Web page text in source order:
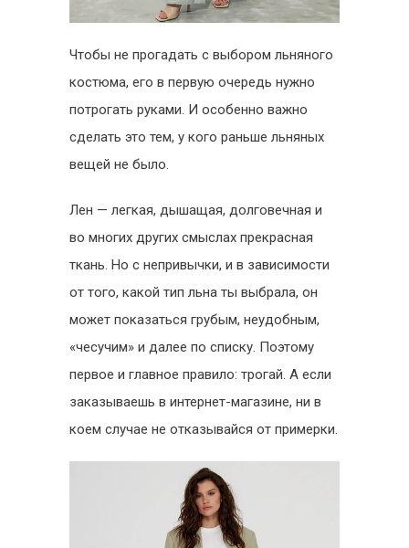
Чтобы не прогадать с выбором льняного
костюма, его в первую очередь нужно
потрогать руками. И особенно важно
сделать это тем, у кого раньше льняных
вещей не было.
Лен — легкая, дышащая, долговечная и
во многих других смыслах прекрасная
ткань. Но с непривычки, и в зависимости
от того, какой тип льна ты выбрала, он
может показаться грубым, неудобным,
«чесучим» и далее по списку. Поэтому
первое и главное правило: трогай. А если
заказываешь в интернет-магазине, ни в
коем случае не отказывайся от примерки.